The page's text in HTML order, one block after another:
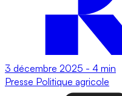
3 décembre 2025 - 4 min
Presse Politique agricole